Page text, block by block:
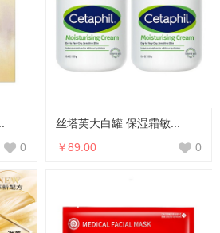
0
丝塔芙大白罐 保湿霜敏...
￥89.00
0